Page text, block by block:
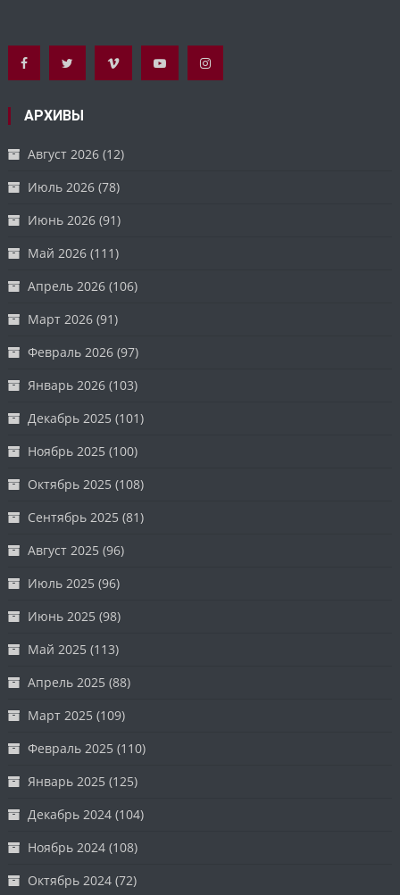
АРХИВЫ
Август 2026 (12)
Июль 2026 (78)
Июнь 2026 (91)
Май 2026 (111)
Апрель 2026 (106)
Март 2026 (91)
Февраль 2026 (97)
Январь 2026 (103)
Декабрь 2025 (101)
Ноябрь 2025 (100)
Октябрь 2025 (108)
Сентябрь 2025 (81)
Август 2025 (96)
Июль 2025 (96)
Июнь 2025 (98)
Май 2025 (113)
Апрель 2025 (88)
Март 2025 (109)
Февраль 2025 (110)
Январь 2025 (125)
Декабрь 2024 (104)
Ноябрь 2024 (108)
Октябрь 2024 (72)